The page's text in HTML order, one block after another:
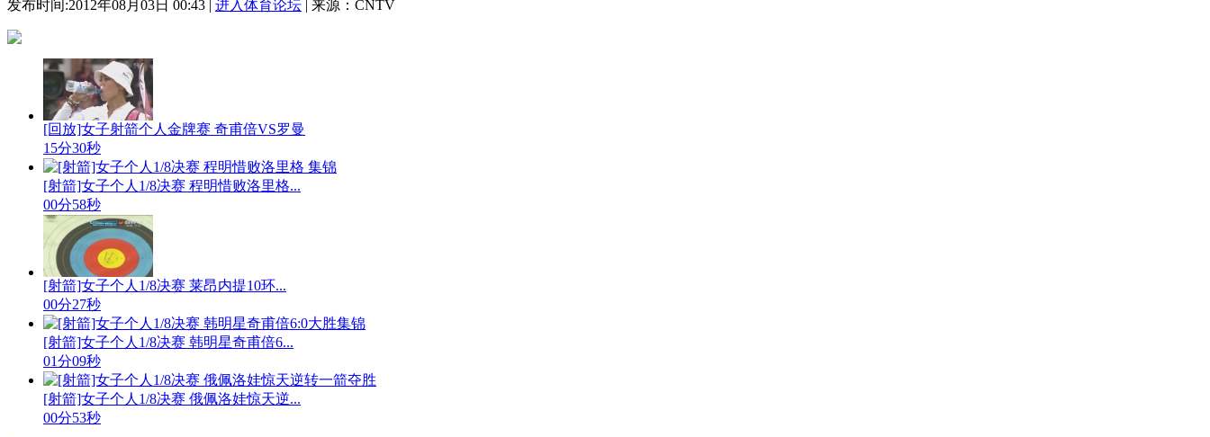
发布时间:2012年08月03日 00:43 | 进入体育论坛 | 来源：CNTV
[回放]女子射箭个人金牌赛 奇甫倍VS罗曼
15分30秒
[射箭]女子个人1/8决赛 程明惜败洛里格...
00分58秒
[射箭]女子个人1/8决赛 莱昂内提10环...
00分27秒
[射箭]女子个人1/8决赛 韩明星奇甫倍6...
01分09秒
[射箭]女子个人1/8决赛 俄佩洛娃惊天逆...
00分53秒